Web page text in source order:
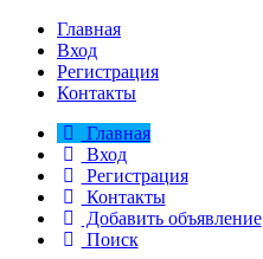
Главная
Вход
Регистрация
Контакты
Главная
Вход
Регистрация
Контакты
Добавить объявление
Поиск